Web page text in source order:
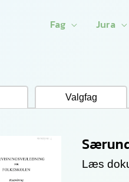
Fag Jura
Valgfag
Læs